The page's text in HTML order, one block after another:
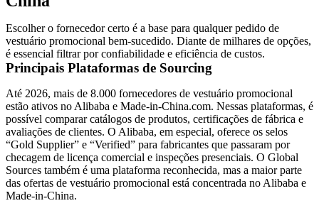
Escolher o fornecedor certo é a base para qualquer pedido de
vestuário promocional bem-sucedido. Diante de milhares de opções,
é essencial filtrar por confiabilidade e eficiência de custos.
Principais Plataformas de Sourcing
Até 2026, mais de 8.000 fornecedores de vestuário promocional
estão ativos no Alibaba e Made-in-China.com. Nessas plataformas, é
possível comparar catálogos de produtos, certificações de fábrica e
avaliações de clientes. O Alibaba, em especial, oferece os selos
“Gold Supplier” e “Verified” para fabricantes que passaram por
checagem de licença comercial e inspeções presenciais. O Global
Sources também é uma plataforma reconhecida, mas a maior parte
das ofertas de vestuário promocional está concentrada no Alibaba e
Made-in-China.